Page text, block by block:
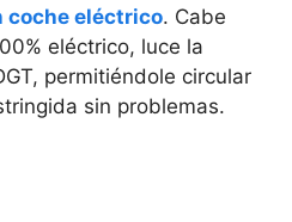
coche eléctrico. Cabe
eléctrico, luce la
permitiéndole circular
sin problemas.